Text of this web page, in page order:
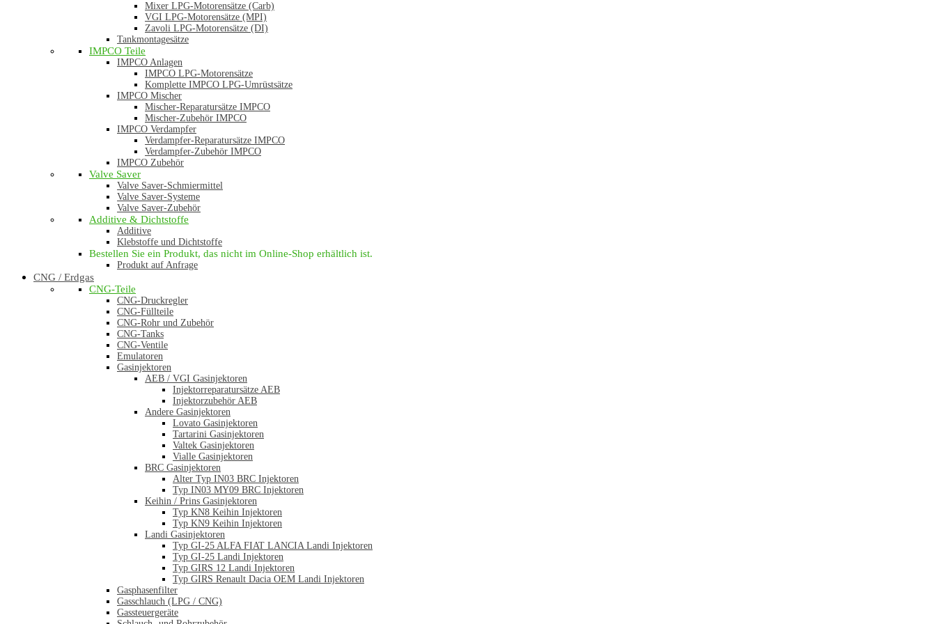
Mixer LPG-Motorensätze (Carb)
VGI LPG-Motorensätze (MPI)
Zavoli LPG-Motorensätze (DI)
Tankmontagesätze
IMPCO Teile
IMPCO Anlagen
IMPCO LPG-Motorensätze
Komplette IMPCO LPG-Umrüstsätze
IMPCO Mischer
Mischer-Reparatursätze IMPCO
Mischer-Zubehör IMPCO
IMPCO Verdampfer
Verdampfer-Reparatursätze IMPCO
Verdampfer-Zubehör IMPCO
IMPCO Zubehör
Valve Saver
Valve Saver-Schmiermittel
Valve Saver-Systeme
Valve Saver-Zubehör
Additive & Dichtstoffe
Additive
Klebstoffe und Dichtstoffe
Bestellen Sie ein Produkt, das nicht im Online-Shop erhältlich ist.
Produkt auf Anfrage
CNG / Erdgas
CNG-Teile
CNG-Druckregler
CNG-Füllteile
CNG-Rohr und Zubehör
CNG-Tanks
CNG-Ventile
Emulatoren
Gasinjektoren
AEB / VGI Gasinjektoren
Injektorreparatursätze AEB
Injektorzubehör AEB
Andere Gasinjektoren
Lovato Gasinjektoren
Tartarini Gasinjektoren
Valtek Gasinjektoren
Vialle Gasinjektoren
BRC Gasinjektoren
Alter Typ IN03 BRC Injektoren
Typ IN03 MY09 BRC Injektoren
Keihin / Prins Gasinjektoren
Typ KN8 Keihin Injektoren
Typ KN9 Keihin Injektoren
Landi Gasinjektoren
Typ GI-25 ALFA FIAT LANCIA Landi Injektoren
Typ GI-25 Landi Injektoren
Typ GIRS 12 Landi Injektoren
Typ GIRS Renault Dacia OEM Landi Injektoren
Gasphasenfilter
Gasschlauch (LPG / CNG)
Gassteuergeräte